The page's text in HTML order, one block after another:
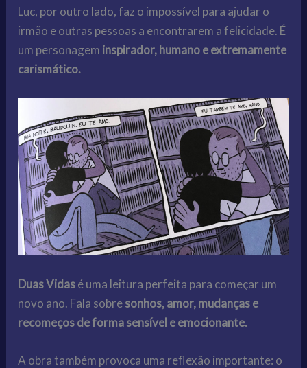
Luc, por outro lado, faz o impossível para ajudar o
irmão e outras pessoas a encontrarem a felicidade. É
um personagem inspirador, humano e extremamente
carismático.
Duas Vidasé uma leitura perfeita para começar um
novo ano. Fala sobresonhos, amor, mudanças e
recomeços de forma sensível e emocionante.
A obra também provoca uma reflexão importante: o